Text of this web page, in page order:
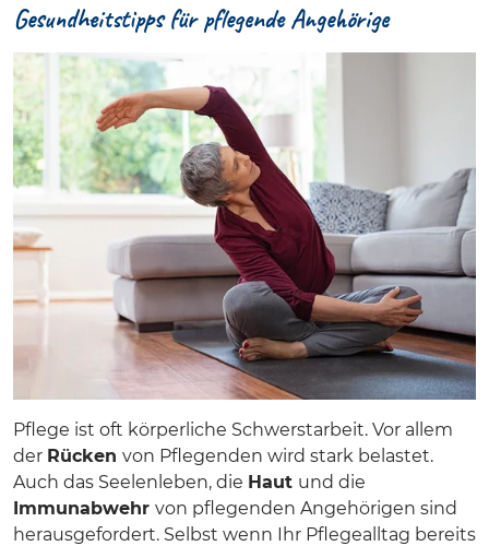
Gesundheitstipps für pflegende Angehörige
Pflege ist oft körperliche Schwerstarbeit. Vor allem
der Rücken von Pflegenden wird stark belastet.
Auch das Seelenleben, die Haut und die
Immunabwehr von pflegenden Angehörigen sind
herausgefordert. Selbst wenn Ihr Pflegealltag bereits